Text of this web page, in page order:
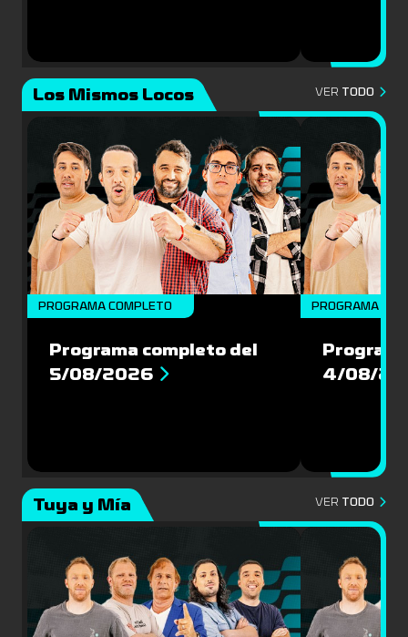
Los Mismos Locos VER TODO
PROGRAMA COMPLETO
Programa completo del
5/08/2026
PROGRAMA
4/08/
Tuya y Mía VER TODO